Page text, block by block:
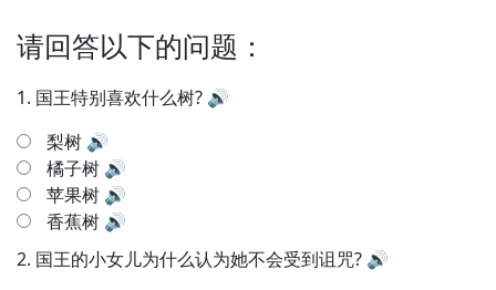
请回答以下的问题：
1. 国王特别喜欢什么树? 🔊
梨树 🔊
橘子树 🔊
苹果树 🔊
香蕉树 🔊
2. 国王的小女儿为什么认为她不会受到诅咒? 🔊